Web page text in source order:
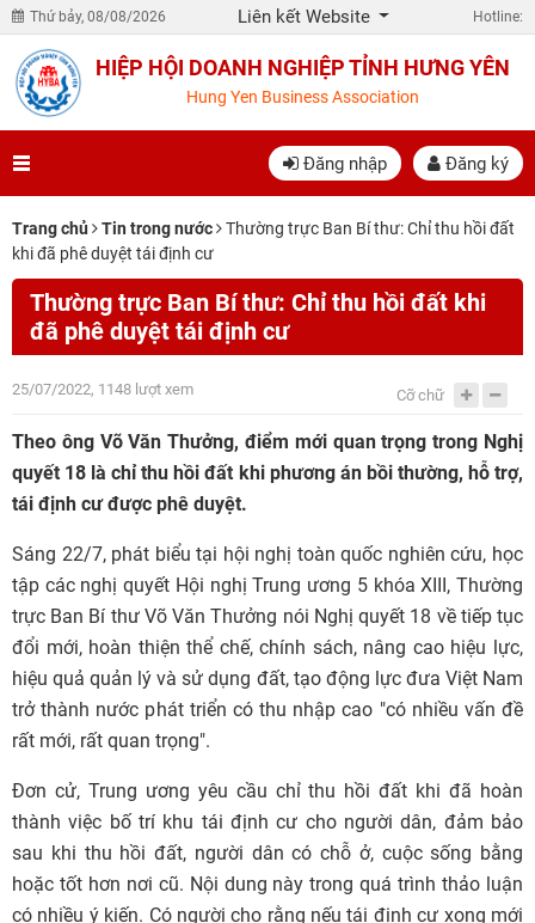
Thứ bảy, 08/08/2026 Liên kết Website Hotline:
HIỆP HỘI DOANH NGHIỆP TỈNH HƯNG YÊN
Hung Yen Business Association
Đăng nhập Đăng ký
Trang chủ Tin trong nước
Thường trực Ban Bí thư: Chỉ thu hồi đất
khi đã phê duyệt tái định cư
Thường trực Ban Bí thư: Chỉ thu hồi đất khi
đã phê duyệt tái định cư
25/07/2022, 1148 lượt xem Cỡ chữ
Theo ông Võ Văn Thưởng, điểm mới quan trọng trong Nghị
quyết 18 là chỉ thu hồi đất khi phương án bồi thường, hỗ trợ,
tái định cư được phê duyệt.
Sáng 22/7, phát biểu tại hội nghị toàn quốc nghiên cứu, học
tập các nghị quyết Hội nghị Trung ương 5 khóa XIII, Thường
trực Ban Bí thư Võ Văn Thưởng nói Nghị quyết 18 về tiếp tục
đổi mới, hoàn thiện thể chế, chính sách, nâng cao hiệu lực,
hiệu quả quản lý và sử dụng đất, tạo động lực đưa Việt Nam
trở thành nước phát triển có thu nhập cao "có nhiều vấn đề
rất mới, rất quan trọng".
Đơn cử, Trung ương yêu cầu chỉ thu hồi đất khi đã hoàn
thành việc bố trí khu tái định cư cho người dân, đảm bảo
sau khi thu hồi đất, người dân có chỗ ở, cuộc sống bằng
hoặc tốt hơn nơi cũ. Nội dung này trong quá trình thảo luận
có nhiều ý kiến. Có người cho rằng nếu tái định cư xong mới